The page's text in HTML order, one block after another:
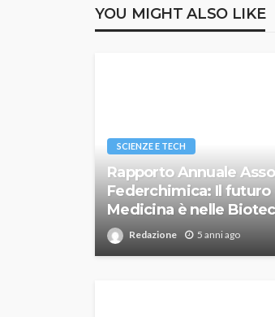
YOU MIGHT ALSO LIKE
SCIENZE E TECH
Rapporto Annuale
Federchimica: Il futuro
Medicina è nelle
Redazione 5 anni ago